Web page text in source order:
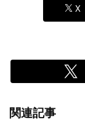
X
関連記事